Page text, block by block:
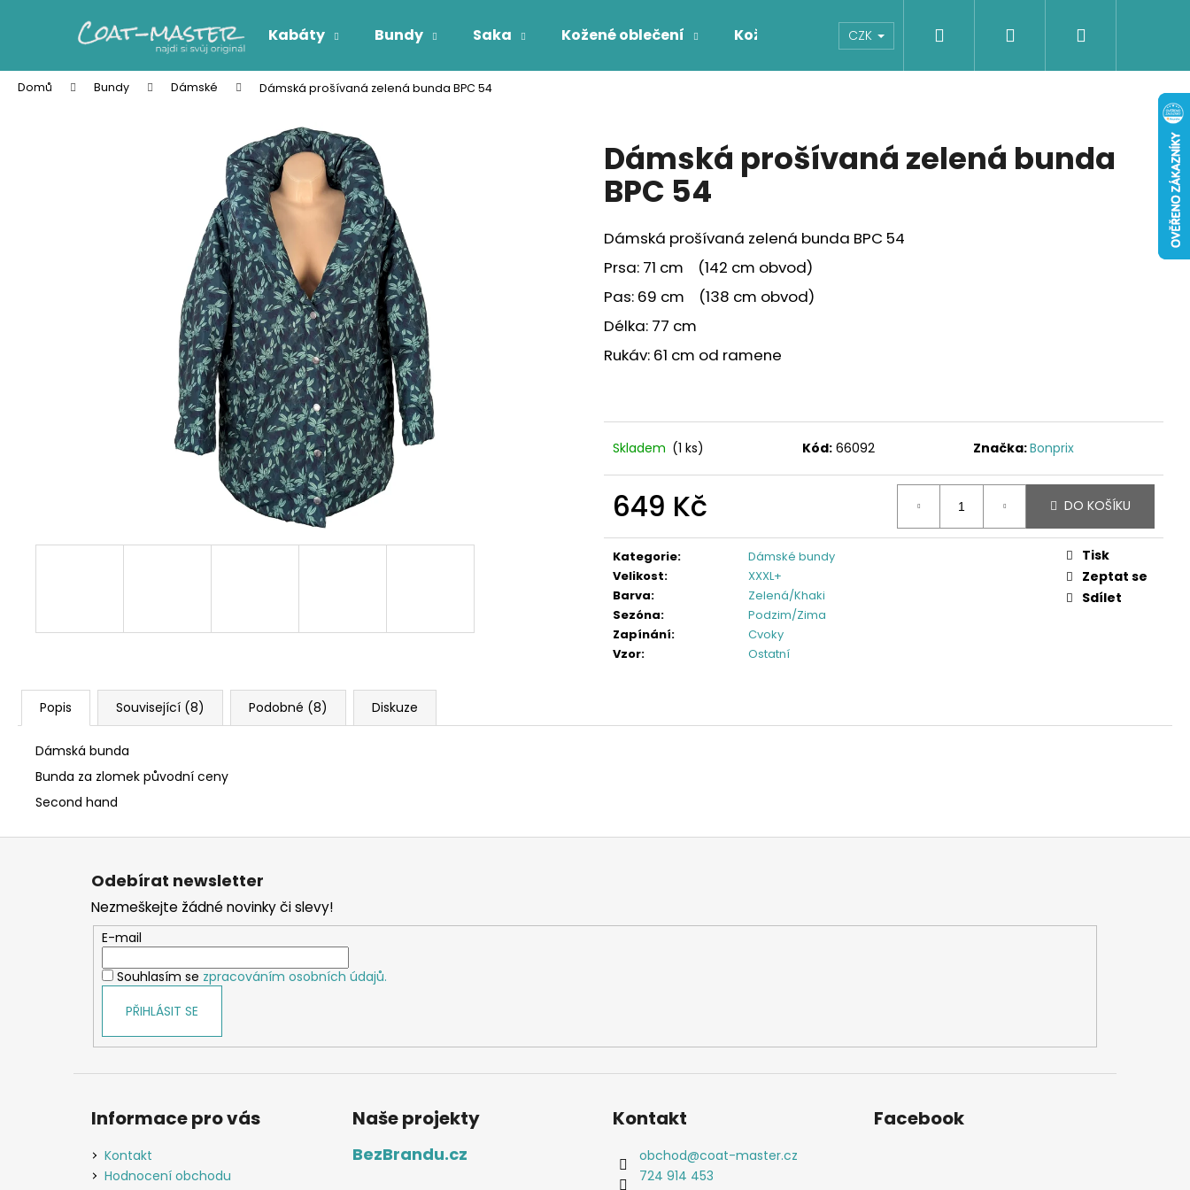
Kabáty Bundy Saka Kožené oblečení Kožichy Boty Dětské
CZK Přihlášení
Domů Bundy Dámské Dámská prošívaná zelená bunda BPC 54
Dámská prošívaná zelená bunda
BPC 54
Dámská prošívaná zelená bunda BPC 54
Prsa: 71 cm (142 cm obvod)
Pas: 69 cm (138 cm obvod)
Délka: 77 cm
Rukáv: 61 cm od ramene
Skladem (1 ks) Kód: 66092 Značka:Bonprix
649 Kč
cena:
DO KOŠÍKU
Kategorie:
Dámské bundy
Velikost:
XXXL+
Barva:
Zelená/Khaki
Sezóna:
Podzim/Zima
Zapínání:
Cvoky
Vzor: Ostatní
Tisk
Zeptat se
Sdílet
Popis Související (8) Podobné (8) Diskuze
Dámská bunda
Bunda za zlomek původní ceny
Second hand
í
Zpět
do
obchodu
Zpět
do
obchodu
Co potřebujete najít?
HLEDAT
Z
Odebírat newsletter
Nezmeškejte žádné novinky či slevy!
E-mail
Souhlasím se zpracováním osobních údajů.
PŘIHLÁSIT SE
Informace pro vás
Kontakt
Hodnocení obchodu
Naše projekty
BezBrandu.cz
Kontakt
obchod@coat-master.cz
724 914 453
Facebook